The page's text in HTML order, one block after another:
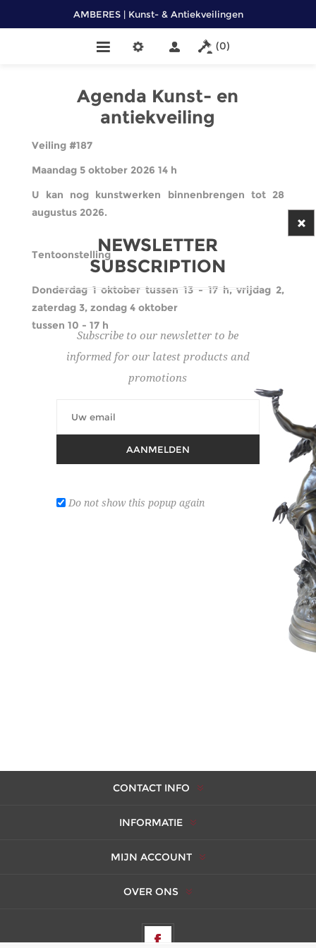
AMBERES | Kunst- & Antiekveilingen
(0)
Agenda Kunst- en
antiekveiling
Veiling #187
Maandag 5 oktober 2026 14 h
U kan nog kunstwerken binnenbrengen tot 28
augustus 2026.
Tentoonstelling
Donderdag 1 oktober tussen 13 - 17 h, vrijdag 2,
zaterdag 3, zondag 4 oktober
tussen 10 - 17 h
Schrijf u in op onze nieuwsbrief om op de hoogte
te blijven van onze veilingdata.
VEILINGEN
CONTACT INFO
INFORMATIE
MIJN ACCOUNT
OVER ONS
NEWSLETTER
SUBSCRIPTION
Subscribe to our newsletter to be
informed for our latest products and
promotions
AANMELDEN
Do not show this popup again